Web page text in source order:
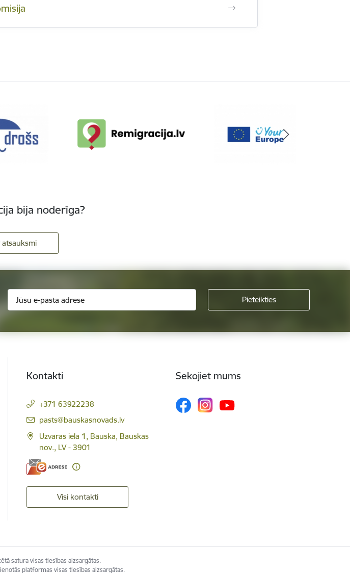
bija noderīga?
atsauksmi
Kontakti
+371 63922238
E-pasts:
pasts@bauskasnovads.lv
Uzvaras iela 1, Bauska, Bauskas
nov., LV - 3901
Visi kontakti
Sekojiet mums
satura visas tiesības aizsargātas.
platformas visas tiesības aizsargātas.